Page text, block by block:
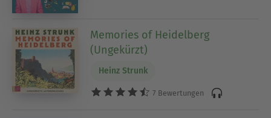
Memories of Heidelberg
(Ungekürzt)
Heinz Strunk
7 Bewertungen